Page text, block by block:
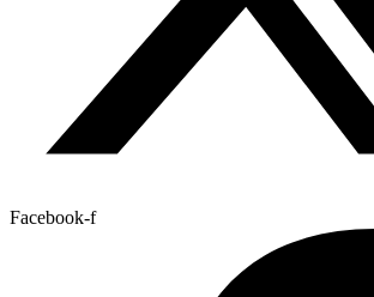
Facebook-f